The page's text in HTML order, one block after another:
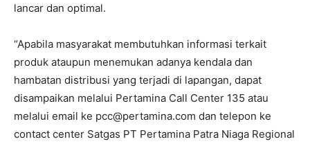
lancar dan optimal.
“Apabila masyarakat membutuhkan informasi terkait
produk ataupun menemukan adanya kendala dan
hambatan distribusi yang terjadi di lapangan, dapat
disampaikan melalui Pertamina Call Center 135 atau
melalui email ke pcc@pertamina.com dan telepon ke
contact center Satgas PT Pertamina Patra Niaga Regional